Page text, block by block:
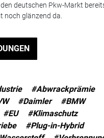
deutschen Pkw-Markt
noch glänzend da.
#Abwrackprämie
#Daimler
#BMW
#EU
#Klimaschutz
#Plug-in-Hybrid